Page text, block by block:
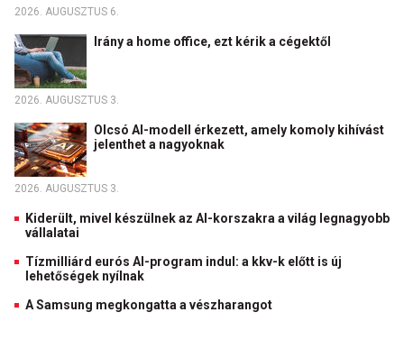
2026. AUGUSZTUS 6.
Irány a home office, ezt kérik a cégektől
2026. AUGUSZTUS 3.
Olcsó AI-modell érkezett, amely komoly kihívást
jelenthet a nagyoknak
2026. AUGUSZTUS 3.
Kiderült, mivel készülnek az AI-korszakra a világ legnagyobb
vállalatai
Tízmilliárd eurós AI-program indul: a kkv-k előtt is új
lehetőségek nyílnak
A Samsung megkongatta a vészharangot